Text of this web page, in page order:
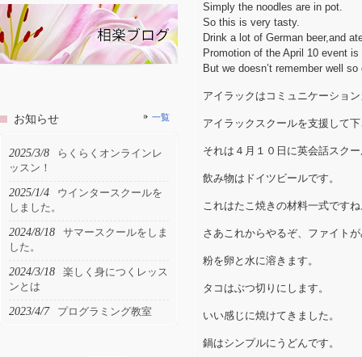
Simply the noodles are in pot.
So this is very tasty.
Drink a lot of German beer,and
Promotion of the April 10 event
But we doesn’t remember well
アイラックはコミュニケーショ
アイラックスクールを支援して
それは４月１０日に英会話スク
飲み物はドイツビールです。
これはたこ焼きの材料一式です
さあこれからやるぞ、ファイト
粉を卵と水に溶きます。
タコはぶつ切りにします。
いい感じに焼けてきました。
鍋はシンプルにうどんです。
お知らせ 一覧
2025/3/8
らくらくオンラインレ
ッスン！
2025/1/4
ウインタースクールを
しました。
2024/8/18
サマースクールをしま
した。
2024/3/18
楽しく身につくレッス
ンとは
2023/4/7 プログラミング教室